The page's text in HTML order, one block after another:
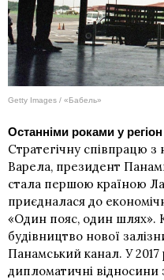
Getty Images / «Бабель»
Останніми роками у регіон
Стратегічну співпрацю
Варела, президент
стала першою країною
приєдналася до
«Один пояс, один шлях».
будівництво нової
Панамський канал. У 2017
дипломатичні відносини